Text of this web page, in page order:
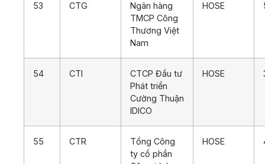
53 CTG
Ngân hàng
TMCP Công
Thương Việt
Nam
HOSE
54 CTI
CTCP Đầu tư
Phát triển
Cường Thuận
IDICO
HOSE
55 CTR
Tổng Công
ty cổ phần
HOSE